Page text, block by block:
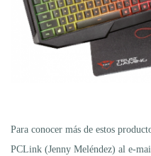
Para conocer más de estos
PCLink (Jenny Meléndez) al e-